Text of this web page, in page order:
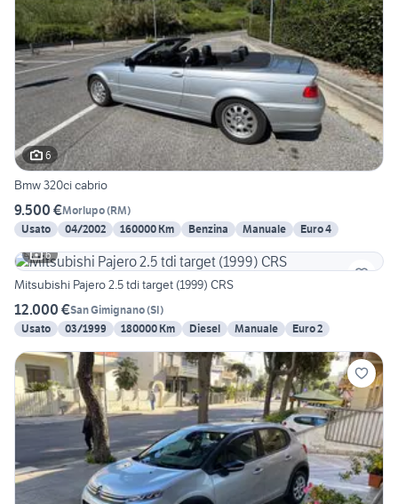
6
Bmw 320ci cabrio
9.500 €Morlupo(RM)
Usato
04/2002 160000 Km Benzina Manuale
Euro 4
6
Mitsubishi Pajero 2.5 tdi target (1999) CRS
12.000 €San Gimignano(SI)
Usato
03/1999 180000 Km Diesel Manuale Euro 2